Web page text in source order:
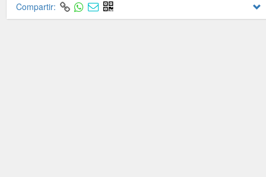
Compartir: